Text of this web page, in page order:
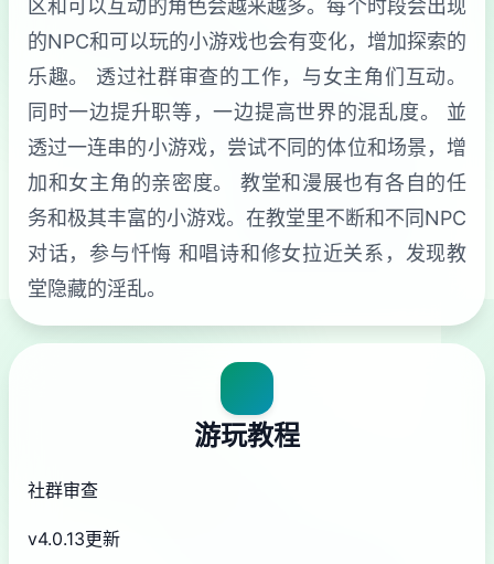
区和可以互动的角色会越来越多。每个时段会出现
的NPC和可以玩的小游戏也会有变化，增加探索的
乐趣。 透过社群审查的工作，与女主角们互动。
同时一边提升职等，一边提高世界的混乱度。 並
透过一连串的小游戏，尝试不同的体位和场景，增
加和女主角的亲密度。 教堂和漫展也有各自的任
务和极其丰富的小游戏。在教堂里不断和不同NPC
对话，参与忏悔 和唱诗和修女拉近关系，发现教
堂隐藏的淫乱。
游玩教程
社群审查
v4.0.13更新